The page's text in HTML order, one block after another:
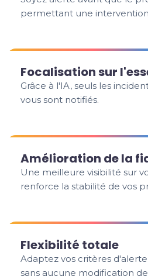
permettant une
Focalisation sur
Grâce à l'IA, seuls les
vous sont notifiés.
Amélioration de la
Une meilleure visibilité sur
renforce la stabilité de vos
Flexibilité totale
Adaptez vos critères
sans aucune modification